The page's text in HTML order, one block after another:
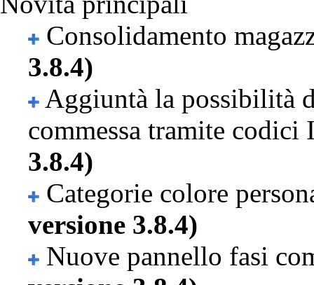
Consolidamento
3.8.4)
Aggiuntà la possibilità
commessa tramite codici
3.8.4)
Categorie colore
versione 3.8.4)
Nuove pannello fasi